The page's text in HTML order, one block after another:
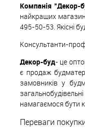
Компанія "Декор-
найкращих
495-50-53. Якісні
Консультанти-
Декор-буд- це
є продаж
замовників у
намагаємося бути
Переваги